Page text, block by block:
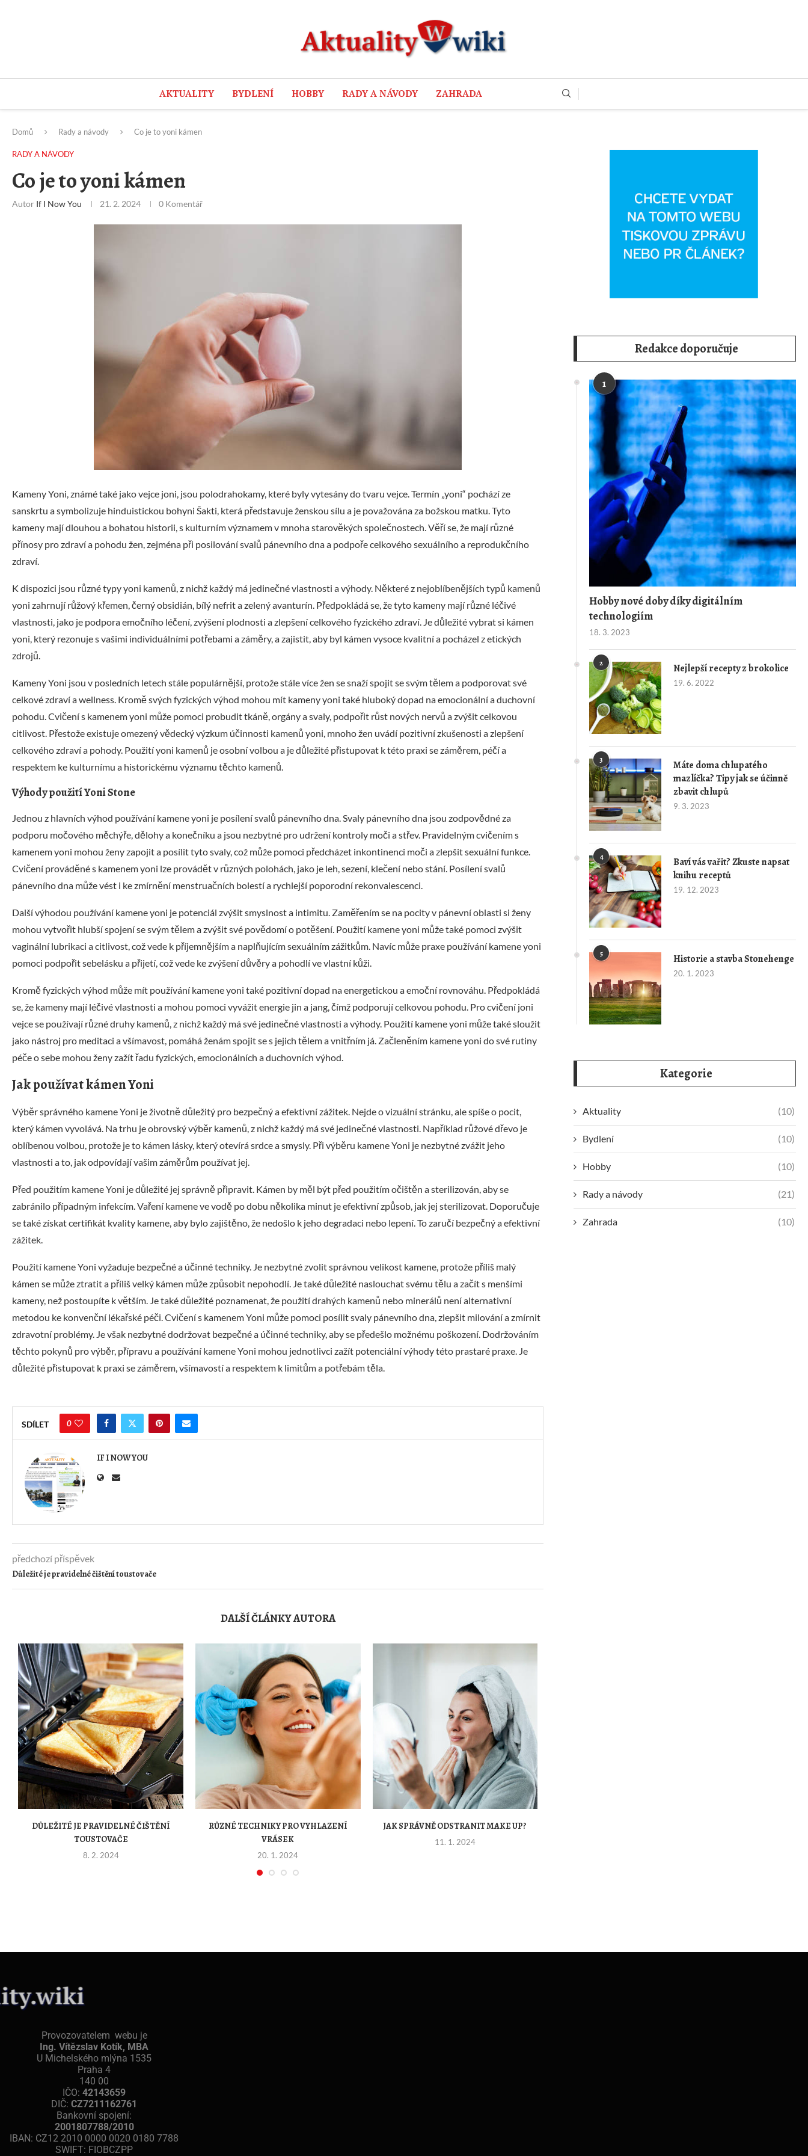
AKTUALITY BYDLENÍ HOBBY RADY A NÁVODY ZAHRADA
Domů Rady a návody Co je to yoni kámen
RADY A NÁVODY
Co je to yoni kámen
Autor If I Now You 21. 2. 2024 0 Komentář
Kameny Yoni, známé také jako vejce joni, jsou polodrahokamy, které byly vytesány do tvaru vejce. Termín „yoni“ pochází ze
sanskrtu a symbolizuje hinduistickou bohyni Šakti, která představuje ženskou sílu a je považována za božskou matku. Tyto
kameny mají dlouhou a bohatou historii, s kulturním významem v mnoha starověkých společnostech. Věří se, že mají různé
přínosy pro zdraví a pohodu žen, zejména při posilování svalů pánevního dna a podpoře celkového sexuálního a reprodukčního
zdraví.
K dispozici jsou různé typy yoni kamenů, z nichž každý má jedinečné vlastnosti a výhody. Některé z nejoblíbenějších typů kamenů
yoni zahrnují růžový křemen, černý obsidián, bílý nefrit a zelený avanturín. Předpokládá se, že tyto kameny mají různé léčivé
vlastnosti, jako je podpora emočního léčení, zvýšení plodnosti a zlepšení celkového fyzického zdraví. Je důležité vybrat si kámen
yoni, který rezonuje s vašimi individuálními potřebami a záměry, a zajistit, aby byl kámen vysoce kvalitní a pocházel z etických
zdrojů.
Kameny Yoni jsou v posledních letech stále populárnější, protože stále více žen se snaží spojit se svým tělem a podporovat své
celkové zdraví a wellness. Kromě svých fyzických výhod mohou mít kameny yoni také hluboký dopad na emocionální a duchovní
pohodu. Cvičení s kamenem yoni může pomoci probudit tkáně, orgány a svaly, podpořit růst nových nervů a zvýšit celkovou
citlivost. Přestože existuje omezený vědecký výzkum účinnosti kamenů yoni, mnoho žen uvádí pozitivní zkušenosti a zlepšení
celkového zdraví a pohody. Použití yoni kamenů je osobní volbou a je důležité přistupovat k této praxi se záměrem, péčí a
respektem ke kulturnímu a historickému významu těchto kamenů.
Výhody použití Yoni Stone
Jednou z hlavních výhod používání kamene yoni je posílení svalů pánevního dna. Svaly pánevního dna jsou zodpovědné za
podporu močového měchýře, dělohy a konečníku a jsou nezbytné pro udržení kontroly moči a střev. Pravidelným cvičením s
kamenem yoni mohou ženy zapojit a posílit tyto svaly, což může pomoci předcházet inkontinenci moči a zlepšit sexuální funkce.
Cvičení prováděné s kamenem yoni lze provádět v různých polohách, jako je leh, sezení, klečení nebo stání. Posílení svalů
pánevního dna může vést i ke zmírnění menstruačních bolestí a rychlejší poporodní rekonvalescenci.
Další výhodou používání kamene yoni je potenciál zvýšit smyslnost a intimitu. Zaměřením se na pocity v pánevní oblasti si ženy
mohou vytvořit hlubší spojení se svým tělem a zvýšit své povědomí o potěšení. Použití kamene yoni může také pomoci zvýšit
vaginální lubrikaci a citlivost, což vede k příjemnějším a naplňujícím sexuálním zážitkům. Navíc může praxe používání kamene yoni
pomoci podpořit sebelásku a přijetí, což vede ke zvýšení důvěry a pohodlí ve vlastní kůži.
Kromě fyzických výhod může mít používání kamene yoni také pozitivní dopad na energetickou a emoční rovnováhu. Předpokládá
se, že kameny mají léčivé vlastnosti a mohou pomoci vyvážit energie jin a jang, čímž podporují celkovou pohodu. Pro cvičení joni
vejce se používají různé druhy kamenů, z nichž každý má své jedinečné vlastnosti a výhody. Použití kamene yoni může také sloužit
jako nástroj pro meditaci a všímavost, pomáhá ženám spojit se s jejich tělem a vnitřním já. Začleněním kamene yoni do své rutiny
péče o sebe mohou ženy zažít řadu fyzických, emocionálních a duchovních výhod.
Jak používat kámen Yoni
Výběr správného kamene Yoni je životně důležitý pro bezpečný a efektivní zážitek. Nejde o vizuální stránku, ale spíše o pocit,
který kámen vyvolává. Na trhu je obrovský výběr kamenů, z nichž každý má své jedinečné vlastnosti. Například růžové dřevo je
oblíbenou volbou, protože je to kámen lásky, který otevírá srdce a smysly. Při výběru kamene Yoni je nezbytné zvážit jeho
vlastnosti a to, jak odpovídají vašim záměrům používat jej.
Před použitím kamene Yoni je důležité jej správně připravit. Kámen by měl být před použitím očištěn a sterilizován, aby se
zabránilo případným infekcím. Vaření kamene ve vodě po dobu několika minut je efektivní způsob, jak jej sterilizovat. Doporučuje
se také získat certifikát kvality kamene, aby bylo zajištěno, že nedošlo k jeho degradaci nebo lepení. To zaručí bezpečný a efektivní
zážitek.
Použití kamene Yoni vyžaduje bezpečné a účinné techniky. Je nezbytné zvolit správnou velikost kamene, protože příliš malý
kámen se může ztratit a příliš velký kámen může způsobit nepohodlí. Je také důležité naslouchat svému tělu a začít s menšími
kameny, než postoupíte k větším. Je také důležité poznamenat, že použití drahých kamenů nebo minerálů není alternativní
metodou ke konvenční lékařské péči. Cvičení s kamenem Yoni může pomoci posílit svaly pánevního dna, zlepšit milování a zmírnit
zdravotní problémy. Je však nezbytné dodržovat bezpečné a účinné techniky, aby se předešlo možnému poškození. Dodržováním
těchto pokynů pro výběr, přípravu a používání kamene Yoni mohou jednotlivci zažít potenciální výhody této prastaré praxe. Je
důležité přistupovat k praxi se záměrem, všímavostí a respektem k limitům a potřebám těla.
SDÍLET 0
IF I NOW YOU
předchozí příspěvek
Důležité je pravidelné čištění toustovače
DALŠÍ ČLÁNKY AUTORA
DŮLEŽITÉ JE PRAVIDELNÉ ČIŠTĚNÍ
TOUSTOVAČE
8. 2. 2024
RŮZNÉ TECHNIKY PRO VYHLAZENÍ
VRÁSEK
20. 1. 2024
JAK SPRÁVNĚ ODSTRANIT MAKE UP?
11. 1. 2024
Redakce doporučuje
1
Hobby nové doby díky digitálním
technologiím
18. 3. 2023
2 Nejlepší recepty z brokolice
19. 6. 2022
3
Máte doma chlupatého
mazlíčka? Tipy jak se účinně
zbavit chlupů
9. 3. 2023
4
Baví vás vařit? Zkuste napsat
knihu receptů
19. 12. 2023
5 Historie a stavba Stonehenge
20. 1. 2023
Kategorie
Aktuality (10)
Bydlení (10)
Hobby (10)
Rady a návody (21)
Zahrada (10)
Provozovatelem webu je
Ing. Vítězslav Kotík, MBA
U Michelského mlýna 1535
Praha 4
140 00
IČO:42143659
DIČ:CZ7211162761
Bankovní spojení:
2001807788/2010
IBAN: CZ12 2010 0000 0020 0180 7788
SWIFT: FIOBCZPP